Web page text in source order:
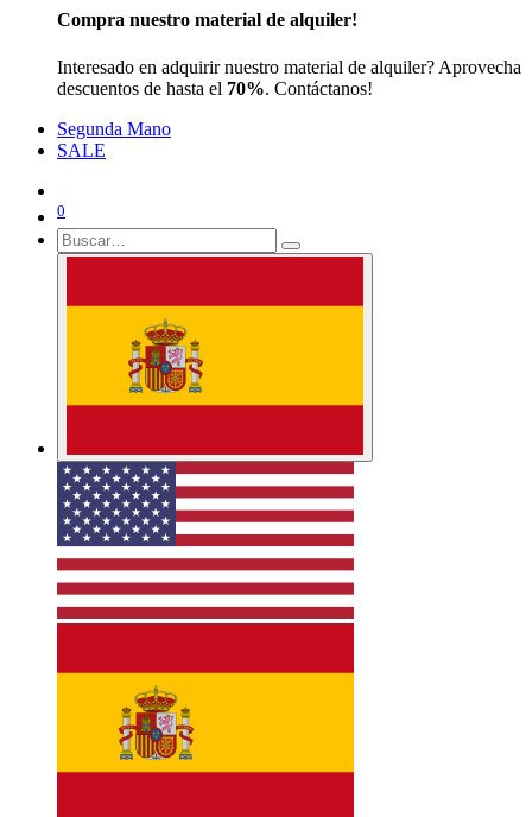
Compra nuestro material de alquiler!
Interesado en adquirir nuestro material de alquiler? Aprovecha
descuentos de hasta el 70%. Contáctanos!
Segunda Mano
SALE
0